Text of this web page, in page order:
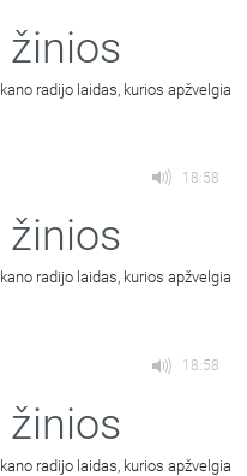
žinios
radijo laidas, kurios apžvelgia
18:58
žinios
radijo laidas, kurios apžvelgia
18:58
žinios
radijo laidas, kurios apžvelgia